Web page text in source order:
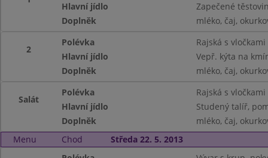
Hlavní jídlo
Zapečené
Doplněk
mléko, čaj,
2
Polévka
Rajská s vločkami
Hlavní jídlo
Vepř. kýta na
Doplněk
mléko, čaj,
Salát
Polévka
Rajská s vločkami
Hlavní jídlo
Studený talíř,
Doplněk
mléko, čaj,
Menu
Chod Středa 22. 5. 2013